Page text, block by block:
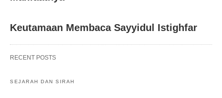
Keutamaan Membaca Sayyidul Istighfar
RECENT POSTS
SEJARAH DAN SIRAH